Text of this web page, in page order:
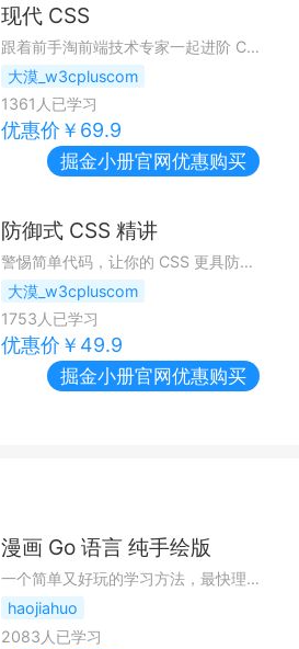
现代 CSS
跟着前手淘前端技术专家一起进阶 CSS
大漠_w3cpluscom
1361 人已学习
优惠价￥ 69.9
掘金小册官网优惠购买
防御式 CSS 精讲
警惕简单代码，让你的 CSS 更具防御性
大漠_w3cpluscom
1753 人已学习
优惠价￥ 49.9
掘金小册官网优惠购买
漫画 Go 语言 纯手绘版
一个简单又好玩的学习方法，最快理解学习Go语言，用最直接的方式带你看懂Go语言。
haojiahuo
2083 人已学习